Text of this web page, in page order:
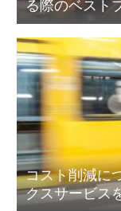
る際のベスト
コスト削減に
クスサービス